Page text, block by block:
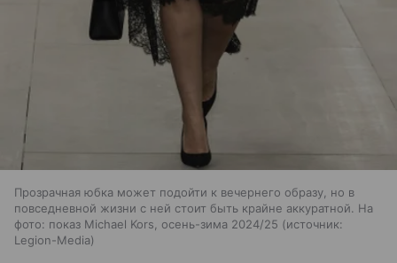
Прозрачная юбка может подойти к вечернего образу, но в
повседневной жизни с ней стоит быть крайне аккуратной. На
фото: показ Michael Kors, осень-зима 2024/25
источник:
Legion-Media